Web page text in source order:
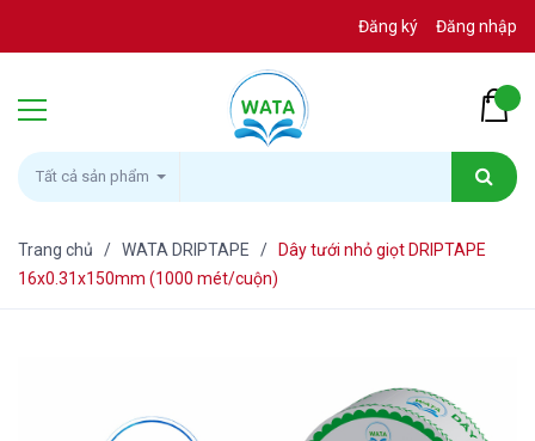
Đăng ký Đăng nhập
Tất cả sản phẩm
Trang chủ / WATA DRIPTAPE /
Dây tưới nhỏ giọt DRIPTAPE
16x0.31x150mm (1000 mét/cuộn)